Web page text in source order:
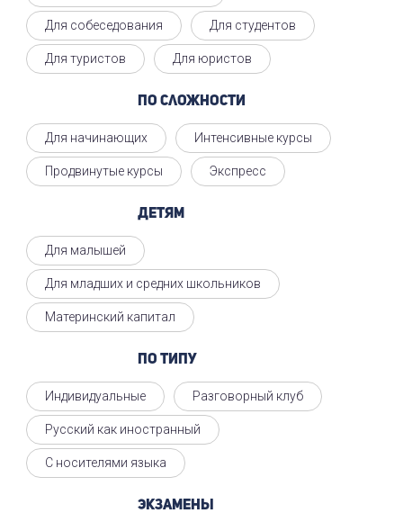
Для собеседования Для студентов
Для туристов Для юристов
По сложности
Для начинающих Интенсивные курсы
Продвинутые курсы Экспресс
Детям
Для малышей
Для младших и средних школьников
Материнский капитал
По типу
Индивидуальные Разговорный клуб
Русский как иностранный
С носителями языка
Экзамены